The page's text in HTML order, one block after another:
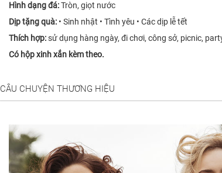
Hình dạng đá:Tròn, giọt nước
Dịp tặng quà: • Sinh nhật • Tình yêu • Các dịp lễ tết
Thích hợp:sử dụng hàng ngày, đi chơi, công sở, picnic,
Có hộp xinh xắn kèm theo.
CÂU CHUYỆN THƯƠNG HIỆU